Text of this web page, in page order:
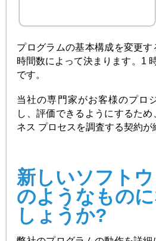
プログラムの基本構成を変更
時間数によって決まります。1
です。
当社の専門家がお客様のプロ
し、評価できるようにするた
ネス プロセスを調査する契約が
新しいソフト
のようなもの
しょうか?